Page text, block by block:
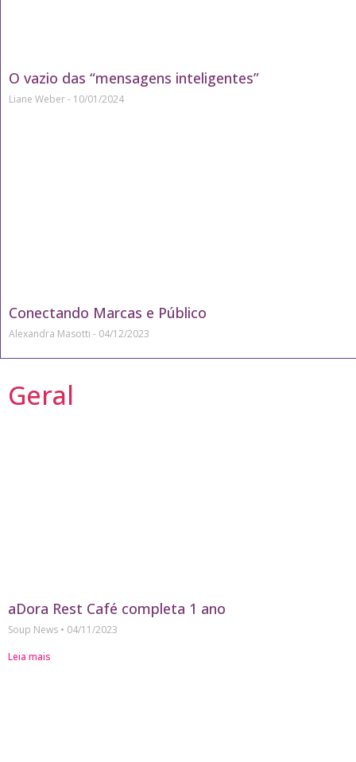
O vazio das “mensagens inteligentes”
Liane Weber 10/01/2024
Conectando Marcas e Público
Alexandra Masotti 04/12/2023
Geral
aDora Rest Café completa 1 ano
Soup News
04/11/2023
Leia mais